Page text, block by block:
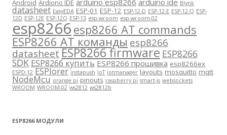
Android Ardiono IDE Blynk
datasheet EasyEDA ESP-01 ESP-12 ESP-12-D ESP-12-E ESP-12-Q ESP-
12D ESP-12E ESP-12Q ESP-13 esp-wroom esp-wroom-02
esp8266esp8266 AT commands
ESP8266 AT команды esp8266
datasheet ESP8266 firmware ESP8266
SDK ESP8266 купить ESP8266 прошивка esp8266ex
ESPD-12 ESPlorer instapush IoT iotmanager layouts mosquitto mqtt
NodeMcu orange pi pinouts raspberry pi smart-js websockets
WROOM WROOM-02 ws2812 ws2812b
ESP8266 МОДУЛИ